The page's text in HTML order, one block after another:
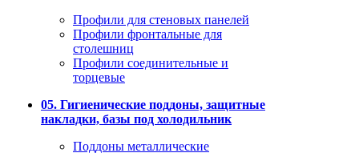
Профили для стеновых панелей
Профили фронтальные для
столешниц
Профили соединительные и
торцевые
05. Гигиенические поддоны, защитные
накладки, базы под холодильник
Поддоны металлические